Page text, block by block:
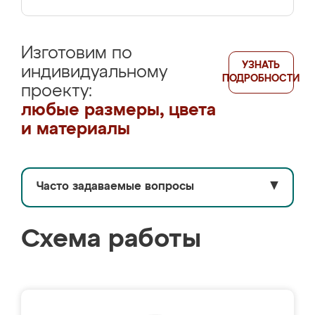
Изготовим по
индивидуальному
проекту:
любые размеры, цвета
и материалы
УЗНАТЬ
ПОДРОБНОСТИ
Часто задаваемые вопросы ▼
Схема работы